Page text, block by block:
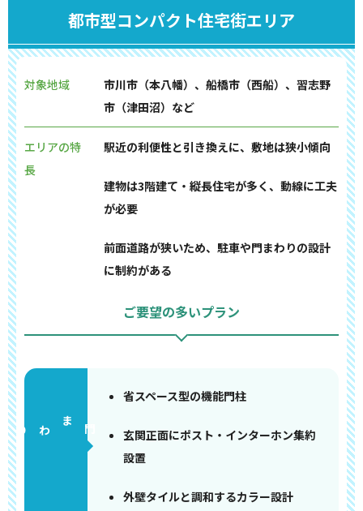
都市型コンパクト住宅街エリア
対象地域
市川市（本八幡）、船橋市（西船）、習志野
市（津田沼）など
エリアの特
長
駅近の利便性と引き換えに、敷地は狭小傾向
建物は3階建て・縦長住宅が多く、動線に工夫
が必要
前面道路が狭いため、駐車や門まわりの設計
に制約がある
ご要望の多いプラン
門まわり
省スペース型の機能門柱
玄関正面にポスト・インターホン集約
設置
外壁タイルと調和するカラー設計